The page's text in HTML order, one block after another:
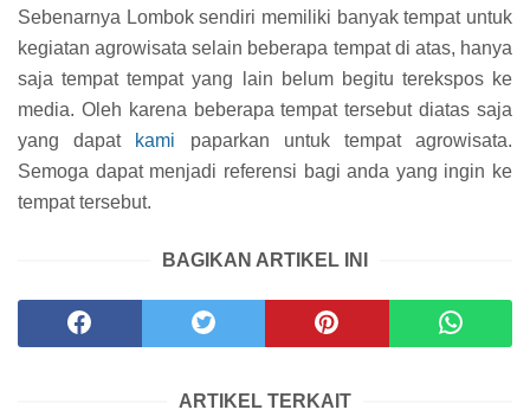
Sebenarnya Lombok sendiri memiliki banyak tempat untuk
kegiatan agrowisata selain beberapa tempat di atas, hanya
saja tempat tempat yang lain belum begitu terekspos ke
media. Oleh karena beberapa tempat tersebut diatas saja
yang dapat kami paparkan untuk tempat agrowisata.
Semoga dapat menjadi referensi bagi anda yang ingin ke
tempat tersebut.
BAGIKAN ARTIKEL INI
ARTIKEL TERKAIT